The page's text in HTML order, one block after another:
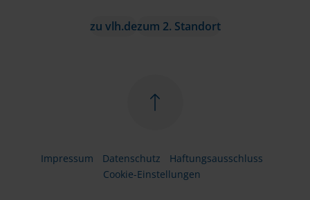
zu vlh.dezum 2. Standort
Impressum Datenschutz
Haftungsausschluss
Cookie-Einstellungen